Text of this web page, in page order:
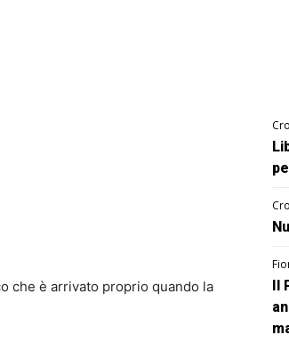
che è arrivato proprio quando la